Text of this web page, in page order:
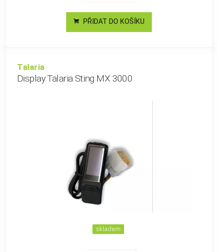
PŘIDAT DO KOŠÍKU
Talaria
Display Talaria Sting MX 3000
skladem